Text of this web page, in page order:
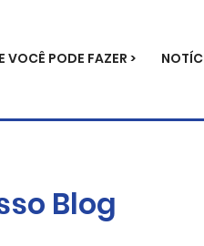
VOCÊ PODE FAZER >
Blog